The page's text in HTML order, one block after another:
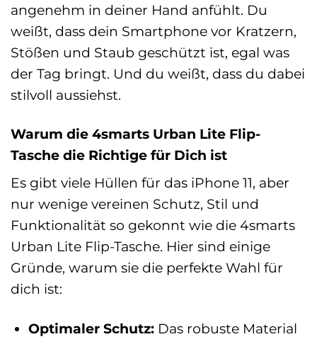
angenehm in deiner Hand anfühlt. Du
weißt, dass dein Smartphone vor Kratzern,
Stößen und Staub geschützt ist, egal was
der Tag bringt. Und du weißt, dass du dabei
stilvoll aussiehst.
Warum die 4smarts Urban Lite Flip-
Tasche die Richtige für Dich ist
Es gibt viele Hüllen für das iPhone 11, aber
nur wenige vereinen Schutz, Stil und
Funktionalität so gekonnt wie die 4smarts
Urban Lite Flip-Tasche. Hier sind einige
Gründe, warum sie die perfekte Wahl für
dich ist:
Optimaler Schutz: Das robuste Material